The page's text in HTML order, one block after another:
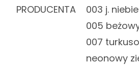
PRODUCENTA
003 j.
005
007
neonowy